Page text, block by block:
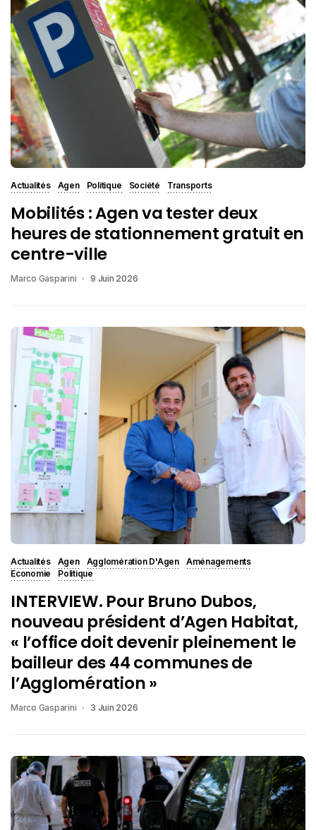
Actualités Agen Politique Société Transports
Mobilités : Agen va tester deux
heures de stationnement gratuit en
centre-ville
Marco Gasparini 9 Juin 2026
Actualités Agen Agglomération D'Agen
Aménagements
Economie
Politique
INTERVIEW. Pour Bruno Dubos,
nouveau président d’Agen Habitat,
« l’office doit devenir pleinement le
bailleur des 44 communes de
l’Agglomération »
Marco Gasparini 3 Juin 2026